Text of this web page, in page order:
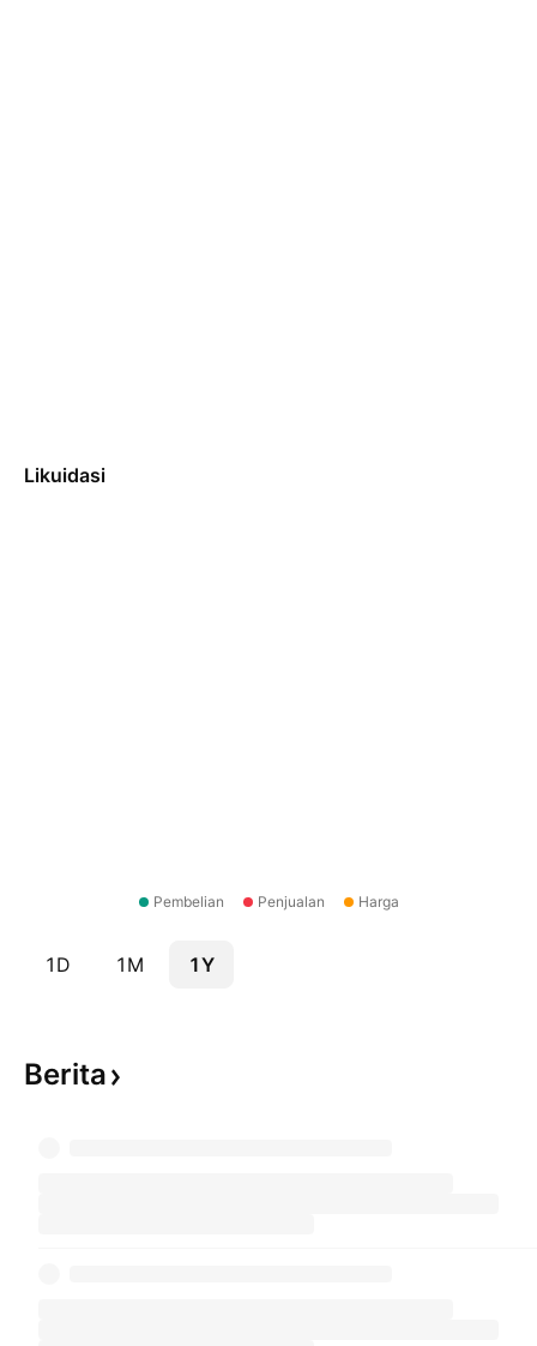
Likuidasi
Pembelian Penjualan Harga
1D 1M 1Y
Berita